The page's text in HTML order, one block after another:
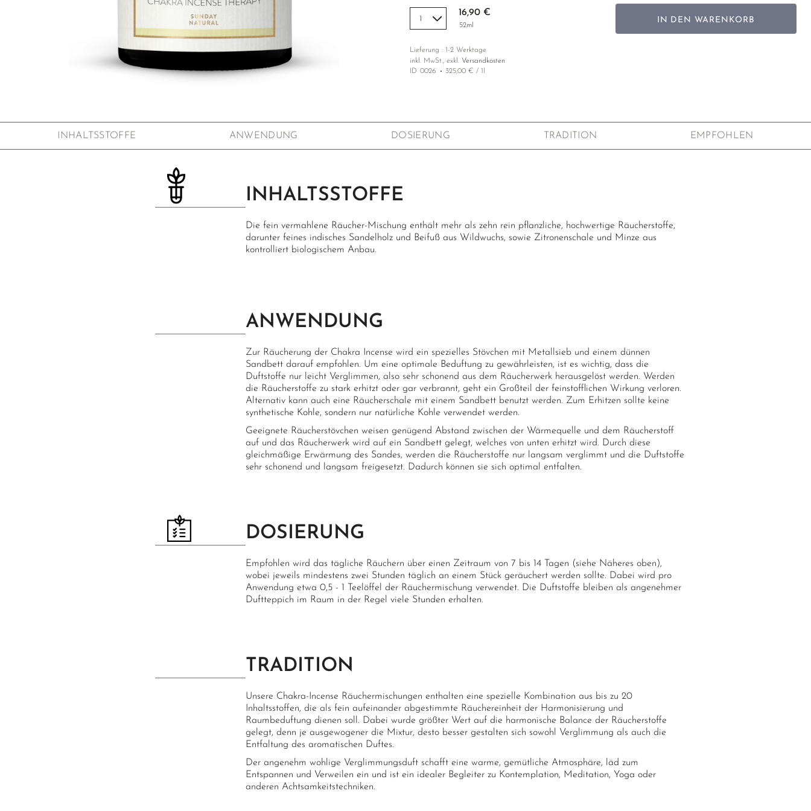
Zum Anfang der Bildgalerie springen
16,90 €
52ml
IN DEN WARENKORB
Lieferung : 1-2 Werktage
inkl. MwSt., exkl. Versandkosten
ID 0026 325,00 € / 1l
INHALTSSTOFFE ANWENDUNG DOSIERUNG TRADITION EMPFOHLEN
INHALTSSTOFFE
Die fein vermahlene Räucher-Mischung enthält mehr als zehn rein pflanzliche, hochwertige Räucherstoffe,
darunter feines indisches Sandelholz und Beifuß aus Wildwuchs, sowie Zitronenschale und Minze aus
kontrolliert biologischem Anbau.
ANWENDUNG
Zur Räucherung der Chakra Incense wird ein spezielles Stövchen mit Metallsieb und einem dünnen
Sandbett darauf empfohlen. Um eine optimale Beduftung zu gewährleisten, ist es wichtig, dass die
Duftstoffe nur leicht Verglimmen, also sehr schonend aus dem Räucherwerk herausgelöst werden. Werden
die Räucherstoffe zu stark erhitzt oder gar verbrannt, geht ein Großteil der feinstofflichen Wirkung verloren.
Alternativ kann auch eine Räucherschale mit einem Sandbett benutzt werden. Zum Erhitzen sollte keine
synthetische Kohle, sondern nur natürliche Kohle verwendet werden.
Geeignete Räucherstövchen weisen genügend Abstand zwischen der Wärmequelle und dem Räucherstoff
auf und das Räucherwerk wird auf ein Sandbett gelegt, welches von unten erhitzt wird. Durch diese
gleichmäßige Erwärmung des Sandes, werden die Räucherstoffe nur langsam verglimmt und die Duftstoffe
sehr schonend und langsam freigesetzt. Dadurch können sie sich optimal entfalten.
DOSIERUNG
Empfohlen wird das tägliche Räuchern über einen Zeitraum von 7 bis 14 Tagen (siehe Näheres oben),
wobei jeweils mindestens zwei Stunden täglich an einem Stück geräuchert werden sollte. Dabei wird pro
Anwendung etwa 0,5 - 1 Teelöffel der Räuchermischung verwendet. Die Duftstoffe bleiben als angenehmer
Duftteppich im Raum in der Regel viele Stunden erhalten.
TRADITION
Unsere Chakra-Incense Räuchermischungen enthalten eine spezielle Kombination aus bis zu 20
Inhaltsstoffen, die als fein aufeinander abgestimmte Räuchereinheit der Harmonisierung und
Raumbeduftung dienen soll. Dabei wurde größter Wert auf die harmonische Balance der Räucherstoffe
gelegt, denn je ausgewogener die Mixtur, desto besser gestalten sich sowohl Verglimmung als auch die
Entfaltung des aromatischen Duftes.
Der angenehm wohlige Verglimmungsduft schafft eine warme, gemütliche Atmosphäre, läd zum
Entspannen und Verweilen ein und ist ein idealer Begleiter zu Kontemplation, Meditation, Yoga oder
anderen Achtsamkeitstechniken.